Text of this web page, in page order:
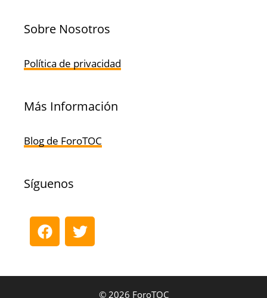
Sobre Nosotros
Política de privacidad
Más Información
Blog de ForoTOC
Síguenos
© 2026 ForoTOC